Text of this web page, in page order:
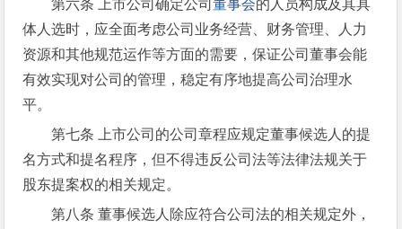
第六条 上市公司确定公司董事会的人员构成及其具
体人选时，应全面考虑公司业务经营、财务管理、人力
资源和其他规范运作等方面的需要，保证公司董事会能
有效实现对公司的管理，稳定有序地提高公司治理水
平。
第七条 上市公司的公司章程应规定董事候选人的提
名方式和提名程序，但不得违反公司法等法律法规关于
股东提案权的相关规定。
第八条 董事候选人除应符合公司法的相关规定外，